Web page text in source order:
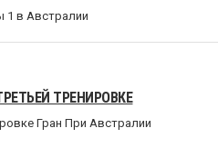
1 в Австралии
ТРЕНИРОВКЕ
Гран При Австралии